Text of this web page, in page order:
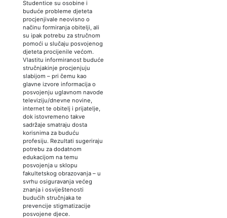
Studentice su osobine i
buduće probleme djeteta
procjenjivale neovisno o
načinu formiranja obitelji, ali
su ipak potrebu za stručnom
pomoći u slučaju posvojenog
djeteta procijenile većom.
Vlastitu informiranost buduće
stručnjakinje procjenjuju
slabijom – pri čemu kao
glavne izvore informacija o
posvojenju uglavnom navode
televiziju/dnevne novine,
internet te obitelj i prijatelje,
dok istovremeno takve
sadržaje smatraju dosta
korisnima za buduću
profesiju. Rezultati sugeriraju
potrebu za dodatnom
edukacijom na temu
posvojenja u sklopu
fakultetskog obrazovanja – u
svrhu osiguravanja većeg
znanja i osviještenosti
budućih stručnjaka te
prevencije stigmatizacije
posvojene djece.